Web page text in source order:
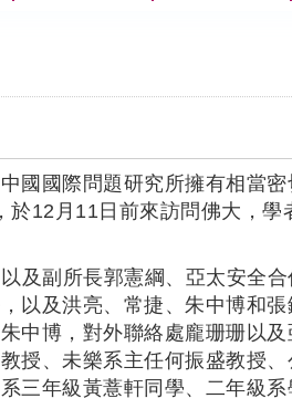
國際問題研究所擁有相當
於12月11日前來訪問佛大，
及副所長郭憲綱、亞太安全
以及洪亮、常捷、朱中博和
中博，對外聯絡處龐珊珊以
授、未樂系主任何振盛教授
年級黃薏軒同學、二年級系